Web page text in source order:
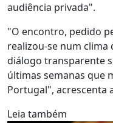
audiência privada".
"O encontro, pedido
realizou-se num
diálogo transparente
últimas semanas que
Portugal", acrescenta
Leia também